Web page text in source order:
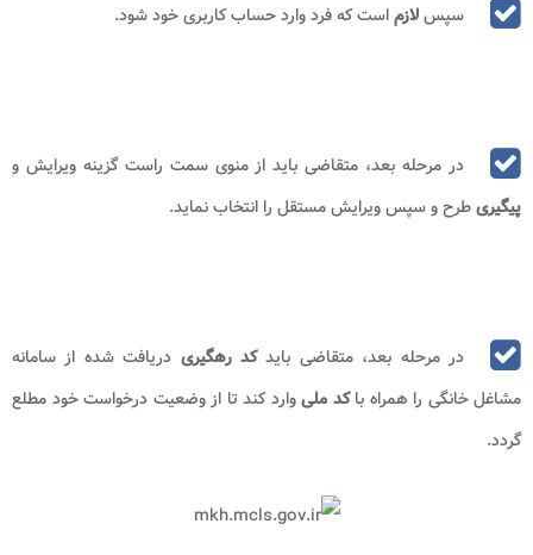
سپسلازماست که فرد وارد حساب کاربری خود شود.
در مرحله بعد، متقاضی باید از منوی سمت راست گزینه ویرایش و
پیگیریطرح و سپس ویرایش مستقل را انتخاب نماید.
در مرحله بعد، متقاضی بایدکد رهگیری دریافت شده از سامانه
مشاغل خانگی را همراه باکد ملیوارد کند تا از وضعیت درخواست خود مطلع
گردد.